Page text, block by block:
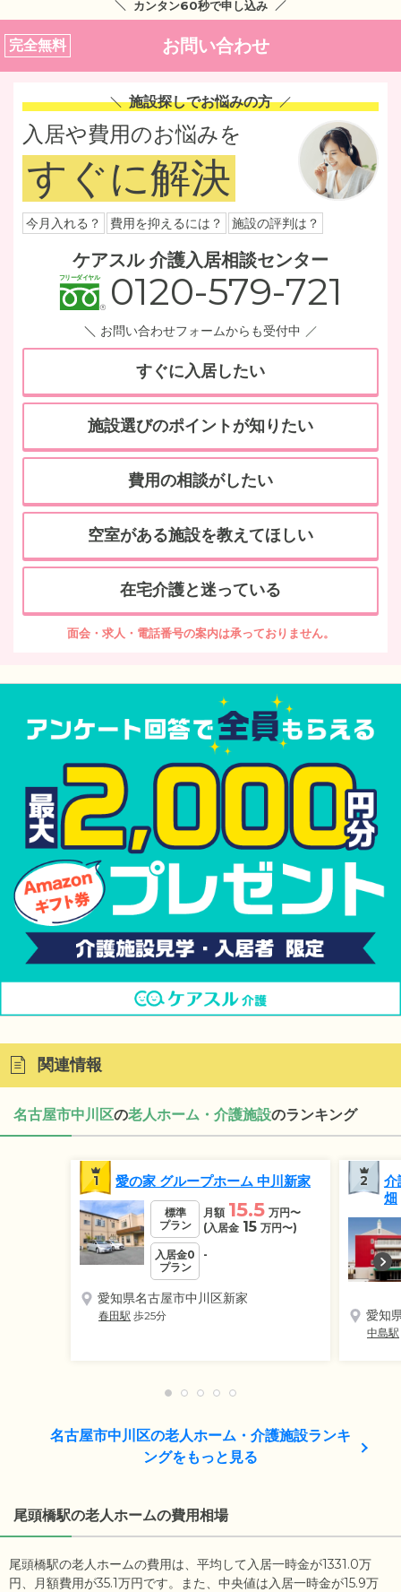
カンタン60秒で申し込み
完全無料 お問い合わせ
施設探しでお悩みの方
入居や費用のお悩みを
すぐに解決
今月入れる？ 費用を抑えるには？ 施設の評判は？
ケアスル 介護入居相談センター
0120-579-721
お問い合わせフォームからも受付中
すぐに入居したい
施設選びのポイントが知りたい
費用の相談がしたい
空室がある施設を教えてほしい
在宅介護と迷っている
面会・求人・電話番号の案内は承っておりません。
関連情報
名古屋市中川区の老人ホーム・介護施設のランキング
1 愛の家 グループホーム 中川新家
標準
プラン
月額 15.5 万円〜
(入居金 15 万円〜)
入居金0
プラン
-
愛知県名古屋市中川区新家
春田駅 歩25分
2
介
畑
愛知
中島駅
名古屋市中川区の老人ホーム・介護施設ランキ
ングをもっと見る
尾頭橋駅の老人ホームの費用相場
尾頭橋駅の老人ホームの費用は、平均して入居一時金が1331.0万
円、月額費用が35.1万円です。また、中央値は入居一時金が15.9万